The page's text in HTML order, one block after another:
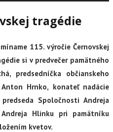
tragédie
115. výročie Černovskej
si v predvečer pamätného
predsedníčka občianskeho
Anton Hrnko, konateľ nadácie
Spoločnosti Andreja
Hlinku pri pamätníku
kvetov.